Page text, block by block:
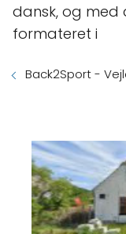
dansk, og med
formateret i
Back2Sport -